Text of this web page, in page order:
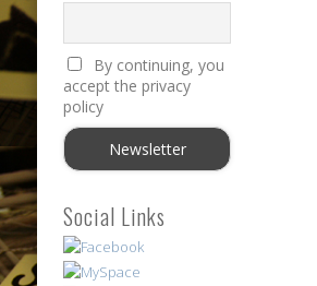
By continuing, you
accept the privacy
policy
Social Links